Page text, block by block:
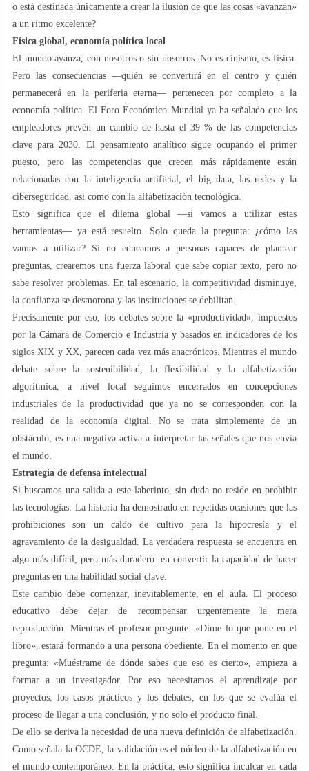
o está destinada únicamente a crear la ilusión de que las cosas «avanzan»
a un ritmo excelente?
Física global, economía política local
El mundo avanza, con nosotros o sin nosotros. No es cinismo; es física.
Pero las consecuencias —quién se convertirá en el centro y quién
permanecerá en la periferia eterna— pertenecen por completo a la
economía política. El Foro Económico Mundial ya ha señalado que los
empleadores prevén un cambio de hasta el 39 % de las competencias
clave para 2030. El pensamiento analítico sigue ocupando el primer
puesto, pero las competencias que crecen más rápidamente están
relacionadas con la inteligencia artificial, el big data, las redes y la
ciberseguridad, así como con la alfabetización tecnológica.
Esto significa que el dilema global —si vamos a utilizar estas
herramientas— ya está resuelto. Solo queda la pregunta: ¿cómo las
vamos a utilizar? Si no educamos a personas capaces de plantear
preguntas, crearemos una fuerza laboral que sabe copiar texto, pero no
sabe resolver problemas. En tal escenario, la competitividad disminuye,
la confianza se desmorona y las instituciones se debilitan.
Precisamente por eso, los debates sobre la «productividad», impuestos
por la Cámara de Comercio e Industria y basados en indicadores de los
siglos XIX y XX, parecen cada vez más anacrónicos. Mientras el mundo
debate sobre la sostenibilidad, la flexibilidad y la alfabetización
algorítmica, a nivel local seguimos encerrados en concepciones
industriales de la productividad que ya no se corresponden con la
realidad de la economía digital. No se trata simplemente de un
obstáculo; es una negativa activa a interpretar las señales que nos envía
el mundo.
Estrategia de defensa intelectual
Si buscamos una salida a este laberinto, sin duda no reside en prohibir
las tecnologías. La historia ha demostrado en repetidas ocasiones que las
prohibiciones son un caldo de cultivo para la hipocresía y el
agravamiento de la desigualdad. La verdadera respuesta se encuentra en
algo más difícil, pero más duradero: en convertir la capacidad de hacer
preguntas en una habilidad social clave.
Este cambio debe comenzar, inevitablemente, en el aula. El proceso
educativo debe dejar de recompensar urgentemente la mera
reproducción. Mientras el profesor pregunte: «Dime lo que pone en el
libro», estará formando a una persona obediente. En el momento en que
pregunta: «Muéstrame de dónde sabes que eso es cierto», empieza a
formar a un investigador. Por eso necesitamos el aprendizaje por
proyectos, los casos prácticos y los debates, en los que se evalúa el
proceso de llegar a una conclusión, y no solo el producto final.
De ello se deriva la necesidad de una nueva definición de alfabetización.
Como señala la OCDE, la validación es el núcleo de la alfabetización en
el mundo contemporáneo. En la práctica, esto significa inculcar en cada